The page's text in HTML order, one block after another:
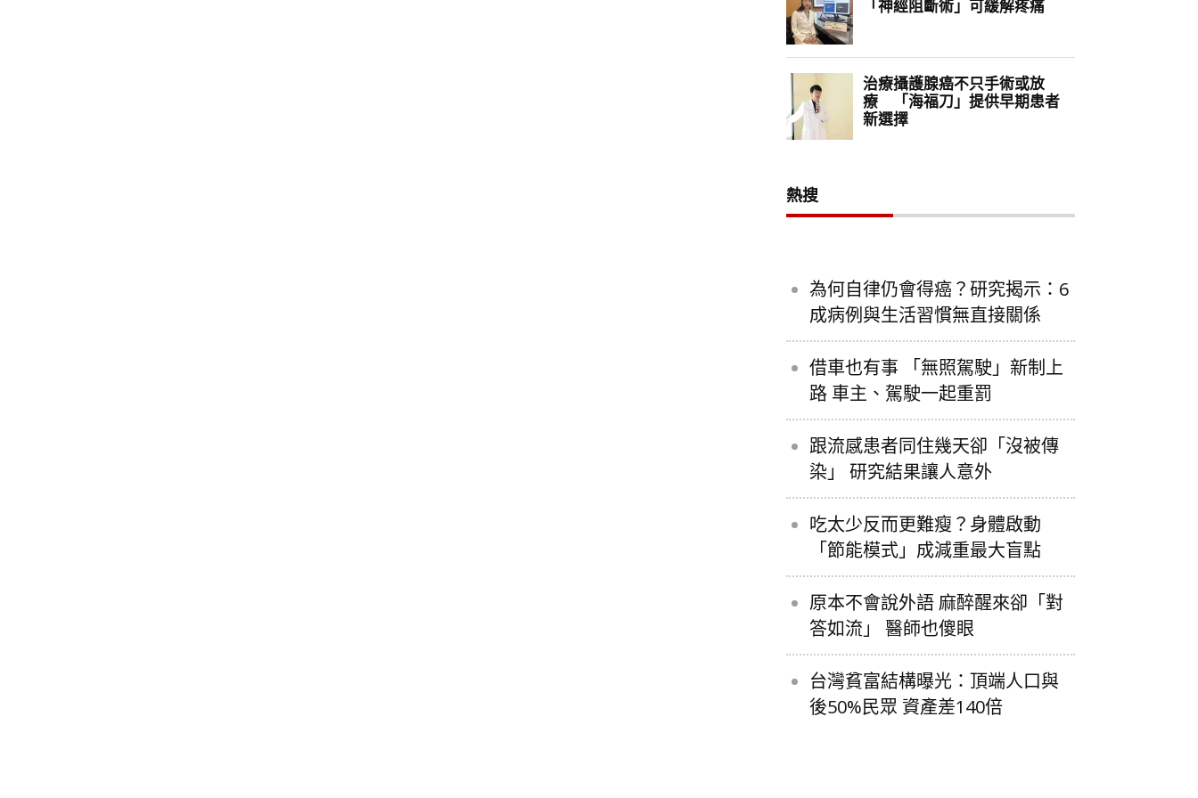
熱搜
為何自律仍會得癌？研究揭示：6
成病例與生活習慣無直接關係
借車也有事 「無照駕駛」新制上
路 車主、駕駛一起重罰
跟流感患者同住幾天卻「沒被傳
染」 研究結果讓人意外
吃太少反而更難瘦？身體啟動
「節能模式」成減重最大盲點
原本不會說外語 麻醉醒來卻「對
答如流」 醫師也傻眼
台灣貧富結構曝光：頂端人口與
後50%民眾 資產差140倍